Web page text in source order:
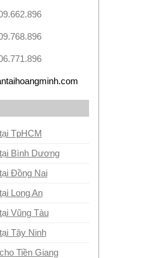
TpHCM
Bình Dương
Đồng Nai
Long An
Vũng Tàu
Tây Ninh
Tiền Giang